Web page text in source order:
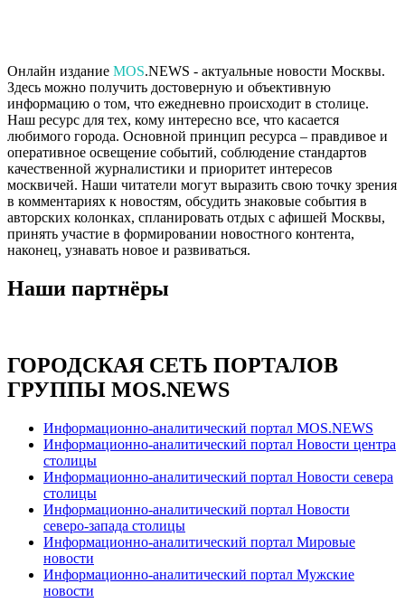
Онлайн издание MOS.NEWS - актуальные новости Москвы.
Здесь можно получить достоверную и объективную
информацию о том, что ежедневно происходит в столице.
Наш ресурс для тех, кому интересно все, что касается
любимого города. Основной принцип ресурса – правдивое и
оперативное освещение событий, соблюдение стандартов
качественной журналистики и приоритет интересов
москвичей. Наши читатели могут выразить свою точку зрения
в комментариях к новостям, обсудить знаковые события в
авторских колонках, спланировать отдых с афишей Москвы,
принять участие в формировании новостного контента,
наконец, узнавать новое и развиваться.
Наши партнёры
ГОРОДСКАЯ СЕТЬ ПОРТАЛОВ
ГРУППЫ MOS.NEWS
Информационно-аналитический портал MOS.NEWS
Информационно-аналитический портал Новости центра
столицы
Информационно-аналитический портал Новости севера
столицы
Информационно-аналитический портал Новости
северо-запада столицы
Информационно-аналитический портал Мировые
новости
Информационно-аналитический портал Мужские
новости